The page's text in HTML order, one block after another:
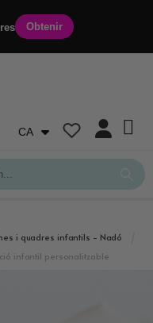
Obtenir
CA
i quadres infantils - Nadó
infantil personalitzable